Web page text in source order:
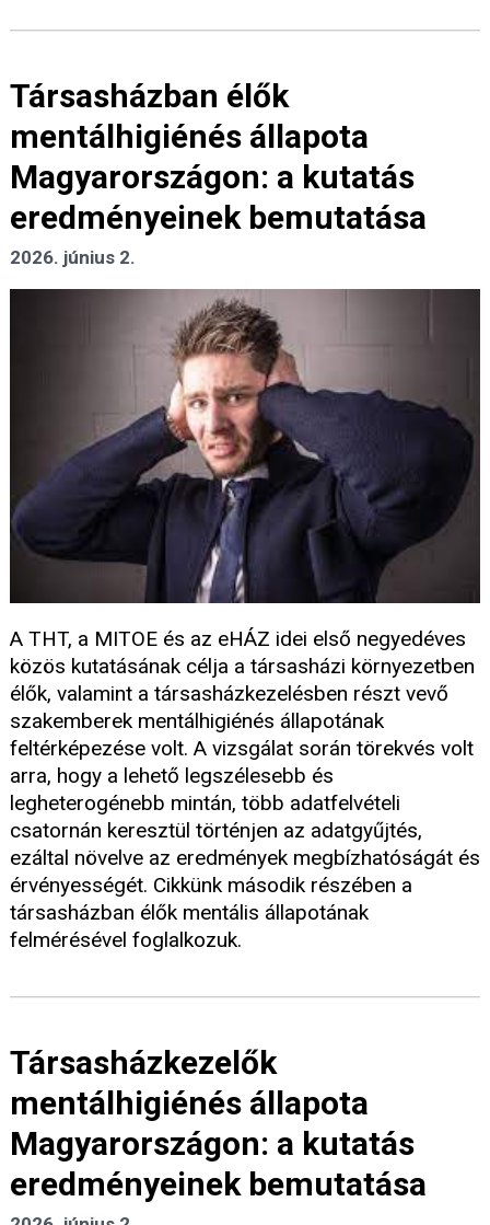
Társasházban élők
mentálhigiénés állapota
Magyarországon: a kutatás
eredményeinek bemutatása
2026. június 2.
A THT, a MITOE és az eHÁZ idei első negyedéves
közös kutatásának célja a társasházi környezetben
élők, valamint a társasházkezelésben részt vevő
szakemberek mentálhigiénés állapotának
feltérképezése volt. A vizsgálat során törekvés volt
arra, hogy a lehető legszélesebb és
legheterogénebb mintán, több adatfelvételi
csatornán keresztül történjen az adatgyűjtés,
ezáltal növelve az eredmények megbízhatóságát és
érvényességét. Cikkünk második részében a
társasházban élők mentális állapotának
felmérésével foglalkozuk.
Társasházkezelők
mentálhigiénés állapota
Magyarországon: a kutatás
eredményeinek bemutatása